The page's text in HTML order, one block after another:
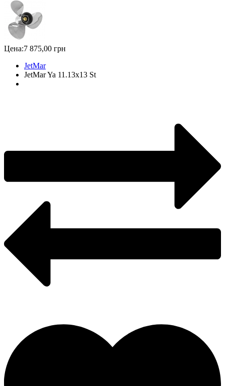
Цена:7 875,00 грн
JetMar
JetMar Ya 11.13x13 St